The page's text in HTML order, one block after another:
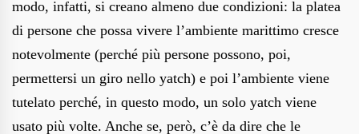
modo, infatti, si creano almeno due condizioni: la platea
di persone che possa vivere l’ambiente marittimo cresce
notevolmente (perché più persone possono, poi,
permettersi un giro nello yatch) e poi l’ambiente viene
tutelato perché, in questo modo, un solo yatch viene
usato più volte. Anche se, però, c’è da dire che le